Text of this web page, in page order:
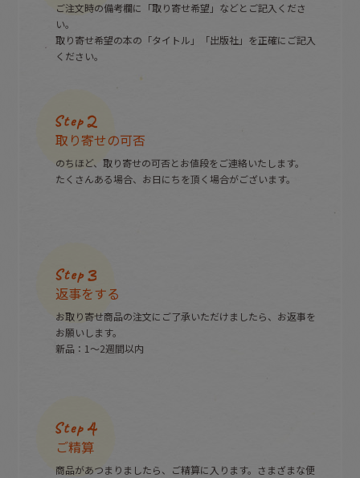
ご注文時の備考欄に「取り寄せ希望」などとご記入くださ
い。
取り寄せ希望の本の「タイトル」「出版社」を正確にご記入
ください。
取り寄せの可否
のちほど、取り寄せの可否とお値段をご連絡いたします。
たくさんある場合、お日にちを頂く場合がございます。
返事をする
お取り寄せ商品の注文にご了承いただけましたら、お返事を
お願いします。
新品：1〜2週間以内
ご精算
商品があつまりましたら、ご精算に入ります。さまざまな便